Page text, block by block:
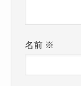
名前 ※